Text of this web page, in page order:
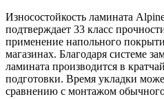
Износостойкость ламината
подтверждает 33 класс
применение напольного
магазинах. Благодаря системе
ламината производится в
подготовки. Время укладки
сравнению с монтажом